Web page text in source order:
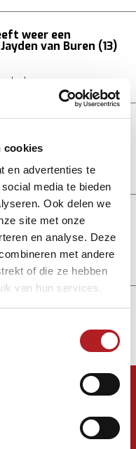
cookies
en advertenties te
media te bieden
Ook delen we
site met onze
en analyse. Deze
met andere
of die ze hebben
van hun services.
weer een
van Buren (13)
geleden
op EK voor
geleden
#poolbiljarten